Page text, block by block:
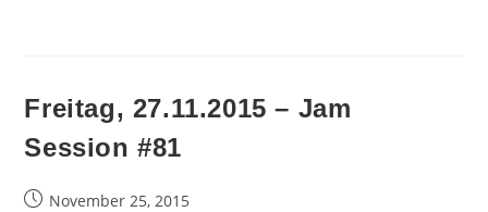
Freitag, 27.11.2015 – Jam
Session #81
BeitragNovember 25, 2015